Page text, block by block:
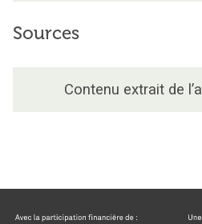
Sources
Contenu extrait de